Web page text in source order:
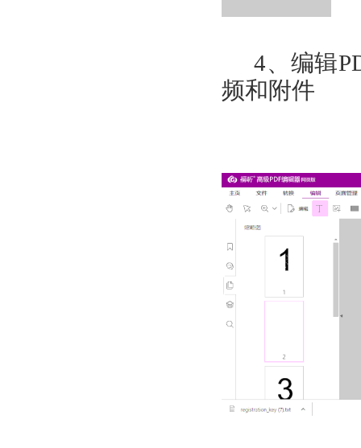
4、编辑
频和附件